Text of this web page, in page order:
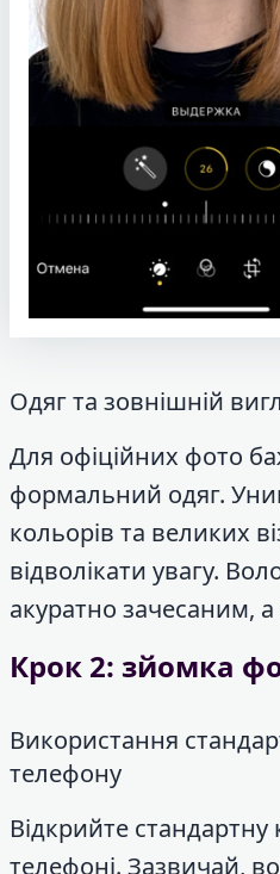
Одяг та зовнішній
Для офіційних фото
формальний одяг.
кольорів та великих
відволікати увагу.
акуратно зачесаним,
Крок 2: зйомка
Використання
телефону
Відкрийте
телефоні. Зазвичай,